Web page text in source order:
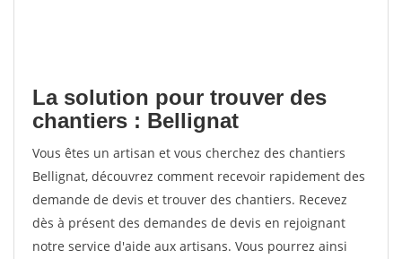
La solution pour trouver des
chantiers : Bellignat
Vous êtes un artisan et vous cherchez des chantiers
Bellignat, découvrez comment recevoir rapidement des
demande de devis et trouver des chantiers. Recevez
dès à présent des demandes de devis en rejoignant
notre service d'aide aux artisans. Vous pourrez ainsi